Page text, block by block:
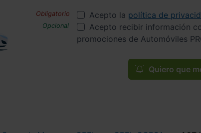
Acepto la política de
Acepto recibir información
promociones de Automóviles
Quiero que